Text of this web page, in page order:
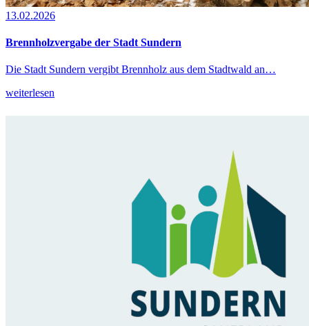
13.02.2026
Brennholzvergabe der Stadt Sundern
Die Stadt Sundern vergibt Brennholz aus dem Stadtwald an…
weiterlesen